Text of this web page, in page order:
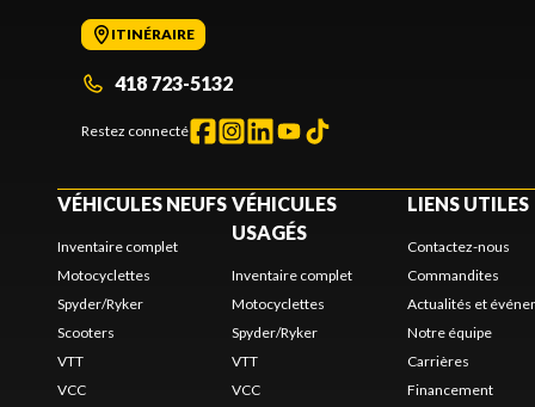
ITINÉRAIRE
418 723-5132
Restez connecté
VÉHICULES NEUFS
Inventaire complet
Motocyclettes
Spyder/Ryker
Scooters
VTT
VCC
VÉHICULES
USAGÉS
Inventaire complet
Motocyclettes
Spyder/Ryker
VTT
VCC
LIENS UTILES
Contactez-nous
Commandites
Actualités et
Notre équipe
Carrières
Financement